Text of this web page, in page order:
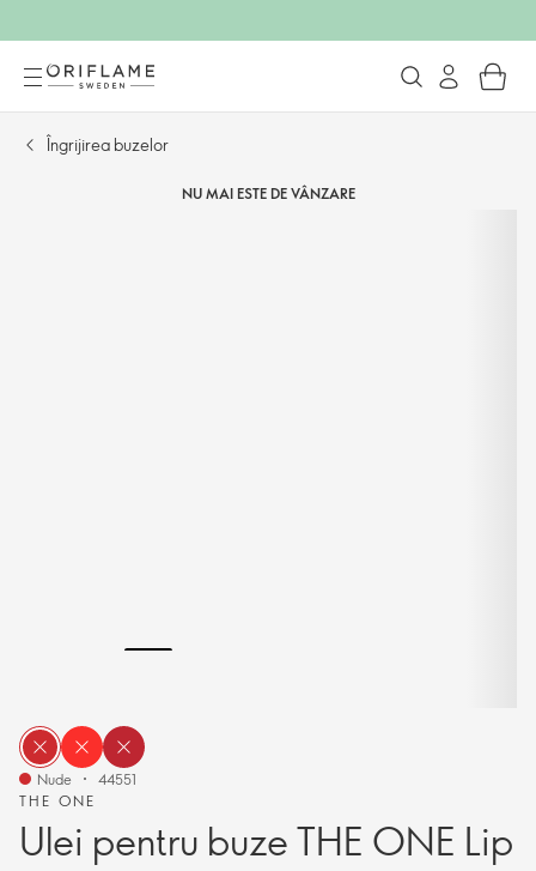
Îngrijirea buzelor
NU MAI ESTE DE VÂNZARE
THE ONE
Ulei pentru buze THE ONE Lip
Nude 44551